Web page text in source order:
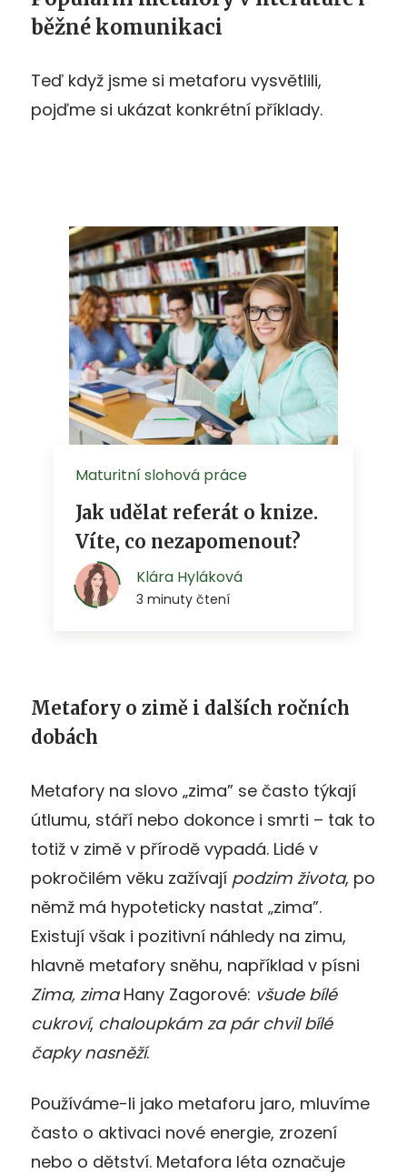
běžné komunikaci
Teď když jsme si metaforu vysvětlili,
pojďme si ukázat konkrétní příklady.
Metafory o zimě i dalších ročních
dobách
Metafory na slovo „zima” se často týkají
útlumu, stáří nebo dokonce i smrti – tak to
totiž v zimě v přírodě vypadá. Lidé v
pokročilém věku zažívají podzim života, po
němž má hypoteticky nastat „zima”.
Existují však i pozitivní náhledy na zimu,
hlavně metafory sněhu, například v písni
Zima, zimaHany Zagorové: všude bílé
cukroví, chaloupkám za pár chvil bílé
čapky nasněží.
Používáme-li jako metaforu jaro, mluvíme
často o aktivaci nové energie, zrození
nebo o dětství. Metafora léta označuje